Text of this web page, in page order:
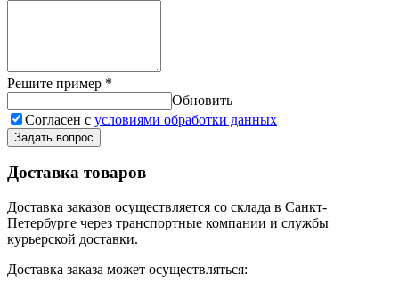
Решите пример *
Обновить
Согласен с условиями обработки данных
Задать вопрос
Доставка товаров
Доставка заказов осуществляется со склада в Санкт-
Петербурге через транспортные компании и службы
курьерской доставки.
Доставка заказа может осуществляться: